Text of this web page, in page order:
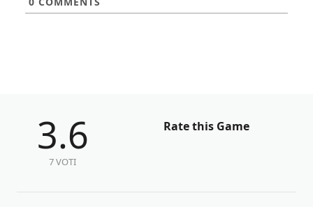
3.6
7 VOTI
Rate this Game